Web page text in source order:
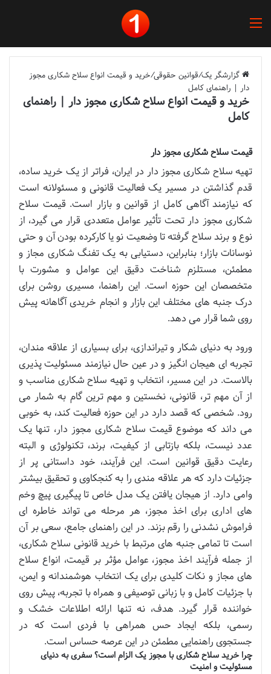
گزارشگر یک/قوانین حقوقی/خرید و قیمت انواع سلاح شکاری مجوز
دار | راهنمای کامل
خرید و قیمت انواع سلاح شکاری مجوز دار | راهنمای
کامل
قیمت سلاح شکاری مجوز دار
تهیه سلاح شکاری مجوز دار در ایران، فراتر از یک خرید ساده،
قدم گذاشتن در مسیر یک فعالیت قانونی و مسئولانه است
که نیازمند آگاهی کامل از قوانین و بازار است. قیمت سلاح
شکاری مجوز دار تحت تأثیر عوامل متعددی قرار می گیرد، از
نوع و برند سلاح گرفته تا وضعیت نو یا کارکرده بودن آن و حتی
نوسانات بازار؛ بنابراین، دستیابی به یک تفنگ شکاری مجاز و
مطمئن، مستلزم شناخت دقیق این عوامل و مشورت با
متخصصان این حوزه است. این راهنما، مسیری روشن برای
درک جنبه های مختلف این بازار و انجام خریدی آگاهانه پیش
روی شما قرار می دهد.
ورود به دنیای شکار و تیراندازی، برای بسیاری از علاقه مندان،
تجربه ای هیجان انگیز و در عین حال نیازمند مسئولیت پذیری
بالاست. در این مسیر، انتخاب و تهیه سلاح شکاری مناسب و
از آن مهم تر، قانونی، نخستین و مهم ترین گام به شمار می
رود. شخصی که قصد دارد در این حوزه فعالیت کند، به خوبی
می داند که موضوع قیمت سلاح شکاری مجوز دار، تنها یک
عدد نیست، بلکه بازتابی از کیفیت، برند، تکنولوژی و البته
رعایت دقیق قوانین است. این فرآیند، خود داستانی پر از
جزئیات دارد که هر علاقه مندی را به کنجکاوی و تحقیق بیشتر
وامی دارد. از هیجان یافتن یک مدل خاص تا پیگیری پیچ وخم
های اداری برای اخذ مجوز، هر مرحله می تواند خاطره ای
فراموش نشدنی را رقم بزند. در این راهنمای جامع، سعی بر آن
است تا تمامی جنبه های مرتبط با خرید قانونی سلاح شکاری،
از جمله فرآیند اخذ مجوز، عوامل مؤثر بر قیمت، انواع سلاح
های مجاز و نکات کلیدی برای یک انتخاب هوشمندانه و ایمن،
با جزئیات کامل و با زبانی توصیفی و همراه با تجربه، پیش روی
خواننده قرار گیرد. هدف، نه تنها ارائه اطلاعات خشک و
رسمی، بلکه ایجاد حس همراهی با فردی است که در
جستجوی راهنمایی مطمئن در این عرصه حساس است.
چرا خرید سلاح شکاری با مجوز یک الزام است؟ سفری به دنیای
مسئولیت و امنیت